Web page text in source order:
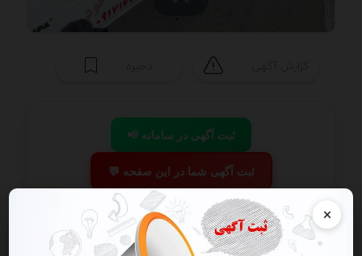
×
📢 ثبت آگهی در سامانه
💬 ثبت آگهی شما در این صفحه
📰 ثبت ریپورتاژ